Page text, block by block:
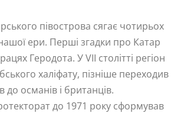
півострова сягає чотирьох
ери. Перші згадки про Катар
Геродота. У VII столітті регіон
халіфату, пізніше переходив
до османів і британців.
до 1971 року сформував